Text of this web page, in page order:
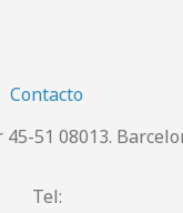
Contacto
45-51 08013.
Tel: